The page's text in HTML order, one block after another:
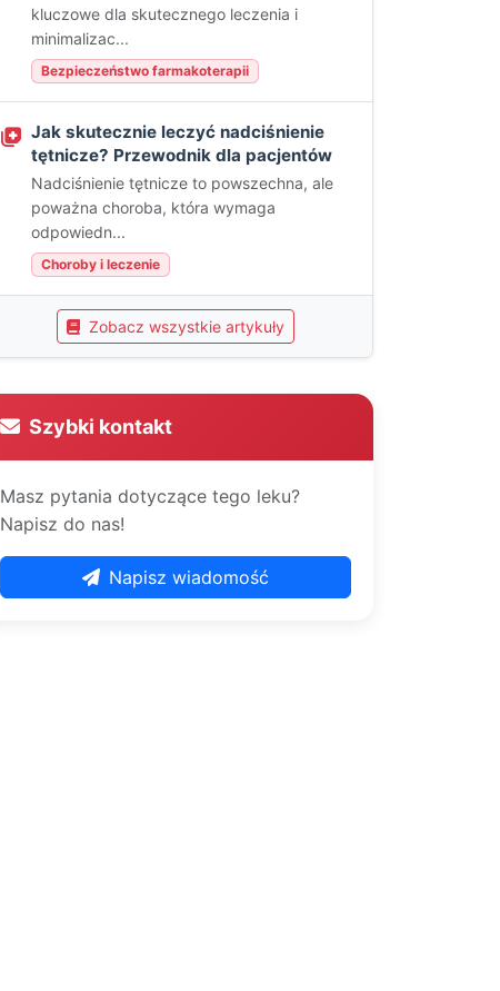
kluczowe dla skutecznego leczenia i
minimalizac...
Bezpieczeństwo farmakoterapii
Jak skutecznie leczyć nadciśnienie
tętnicze? Przewodnik dla pacjentów
Nadciśnienie tętnicze to powszechna, ale
poważna choroba, która wymaga
odpowiedn...
Choroby i leczenie
Zobacz wszystkie artykuły
Szybki kontakt
Masz pytania dotyczące tego leku?
Napisz do nas!
Napisz wiadomość